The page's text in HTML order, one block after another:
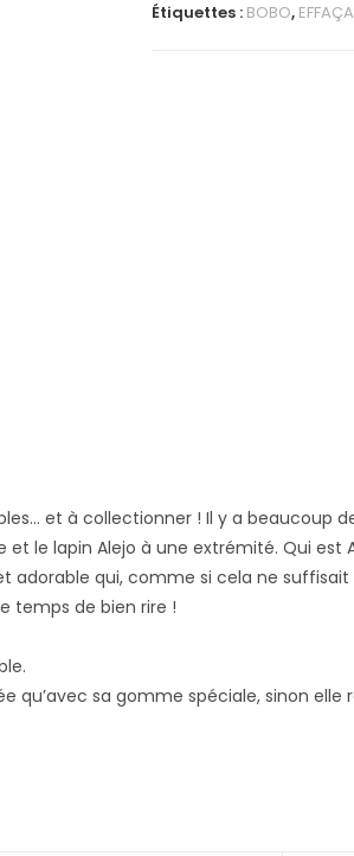
Étiquettes : BOBO,
et à collectionner ! Il y a beaucoup
le lapin Alejo à une extrémité. Qui est
adorable qui, comme si cela ne
temps de bien rire !
qu’avec sa gomme spéciale, sinon elle